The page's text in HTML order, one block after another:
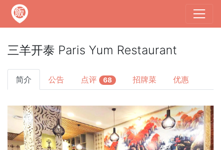
三羊开泰 Paris Yum Restaurant
简介 公告 点评 68 招牌菜 优惠